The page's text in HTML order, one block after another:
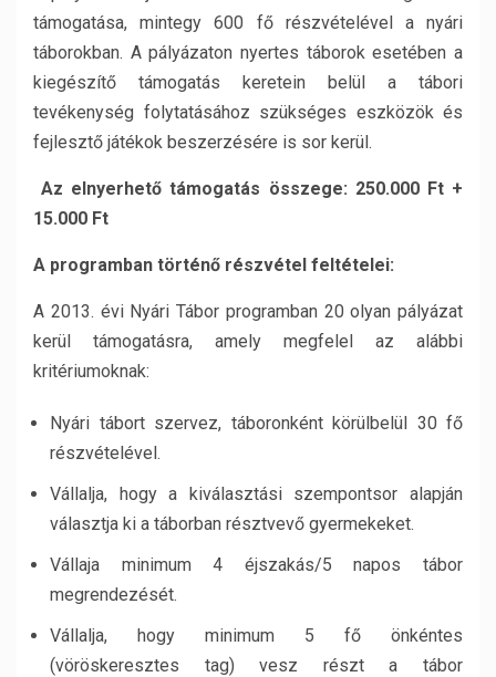
támogatása, mintegy 600 fő részvételével a nyári
táborokban. A pályázaton nyertes táborok esetében a
kiegészítő támogatás keretein belül a tábori
tevékenység folytatásához szükséges eszközök és
fejlesztő játékok beszerzésére is sor kerül.
Az elnyerhető támogatás összege: 250.000 Ft +
15.000 Ft
A programban történő részvétel feltételei:
A 2013. évi Nyári Tábor programban 20 olyan pályázat
kerül támogatásra, amely megfelel az alábbi
kritériumoknak:
Nyári tábort szervez, táboronként körülbelül 30 fő
részvételével.
Vállalja, hogy a kiválasztási szempontsor alapján
választja ki a táborban résztvevő gyermekeket.
Vállaja minimum 4 éjszakás/5 napos tábor
megrendezését.
Vállalja, hogy minimum 5 fő önkéntes
(vöröskeresztes tag) vesz részt a tábor